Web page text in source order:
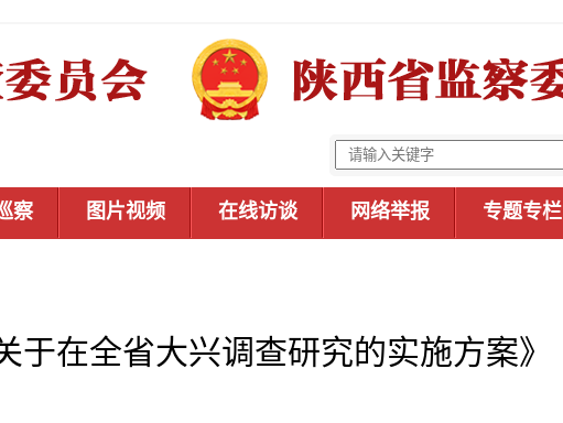
察 图片视频 在线访谈 网络举报 专题专栏
在全省大兴调查研究的实施方案》